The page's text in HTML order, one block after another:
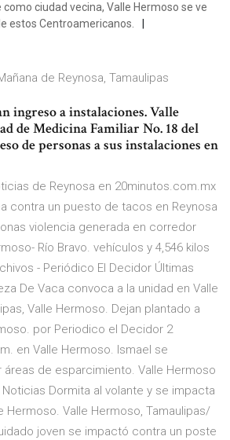
ciudad vecina, Valle Hermoso se ve
estos Centroamericanos.
de Reynosa, Tamaulipas
ingreso a instalaciones. Valle
de Medicina Familiar No. 18 del
de personas a sus instalaciones en
de Reynosa en 20minutos.com.mx
contra un puesto de tacos en Reynosa
violencia generada en corredor
Río Bravo. vehículos y 4,546 kilos
- Periódico El Decidor Últimas
De Vaca convoca a la unidad en Valle
Valle Hermoso. Dejan plantado a
por Periodico el Decidor 2
en Valle Hermoso. Ismael se
de esparcimiento. Valle Hermoso
Dormita al volante y se impacta
Hermoso. Valle Hermoso, Tamaulipas/
joven se impactó contra un poste